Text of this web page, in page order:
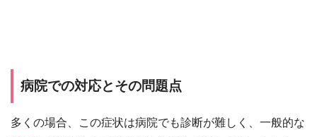
病院での対応とその問題点
多くの場合、この症状は病院でも診断が難しく、一般的な